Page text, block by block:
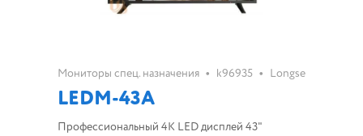
Мониторы спец. назначения • k96935 • Longse
LEDM-43A
Профессиональный 4K LED дисплей 43"